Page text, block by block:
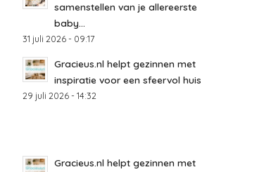
samenstellen van je allereerste
baby...
31 juli 2026 - 09:17
Gracieus.nl helpt gezinnen met
inspiratie voor een sfeervol huis
29 juli 2026 - 14:32
Gracieus.nl helpt gezinnen met